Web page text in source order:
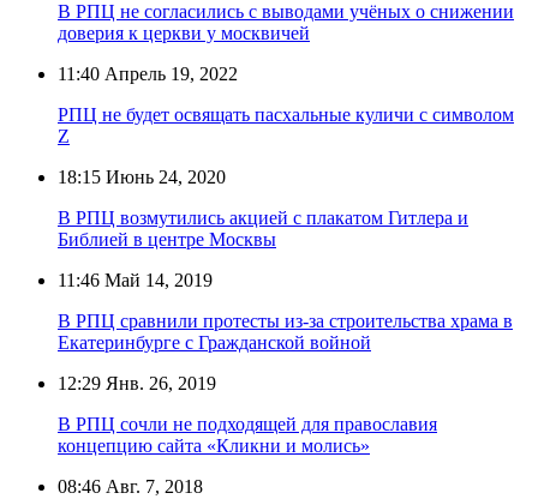
В РПЦ не согласились с выводами учёных о снижении
доверия к церкви у москвичей
11:40 Апрель 19, 2022
РПЦ не будет освящать пасхальные куличи с символом
Z
18:15 Июнь 24, 2020
В РПЦ возмутились акцией с плакатом Гитлера и
Библией в центре Москвы
11:46 Май 14, 2019
В РПЦ сравнили протесты из-за строительства храма в
Екатеринбурге с Гражданской войной
12:29 Янв. 26, 2019
В РПЦ сочли не подходящей для православия
концепцию сайта «Кликни и молись»
08:46 Авг. 7, 2018